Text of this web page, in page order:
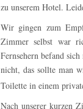
zu unserem Hotel.
Wir gingen zum
Zimmer selbst war
Fernsehern befand
nicht, das sollte man
Toilette in einem
Nach unserer kurzen